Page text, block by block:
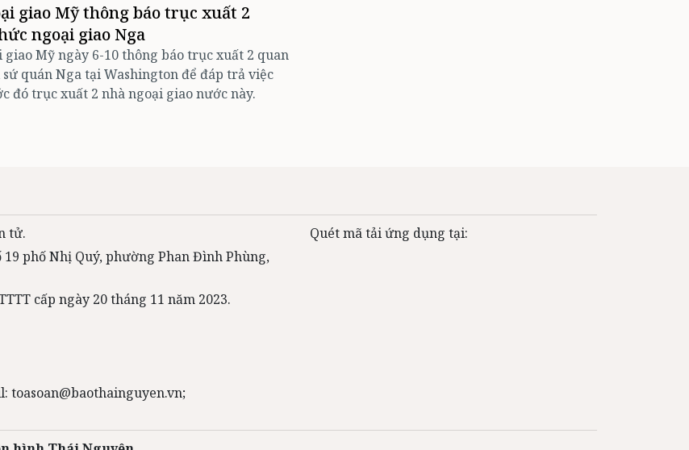
giao Mỹ thông báo trục xuất 2
ngoại giao Nga
giao Mỹ ngày 6-10 thông báo trục xuất 2 quan
quán Nga tại Washington để đáp trả việc
đó trục xuất 2 nhà ngoại giao nước này.
tử.
19 phố Nhị Quý, phường Phan Đình Phùng,
cấp ngày 20 tháng 11 năm 2023.
toasoan@baothainguyen.vn;
Quét mã tải ứng dụng tại: